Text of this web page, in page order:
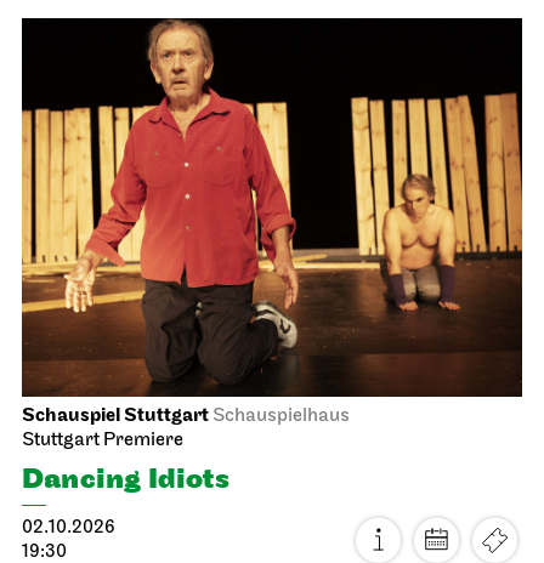
Schauspiel Stuttgart Schauspielhaus
Stuttgart Premiere
Dancing Idiots
02.10.2026
19:30